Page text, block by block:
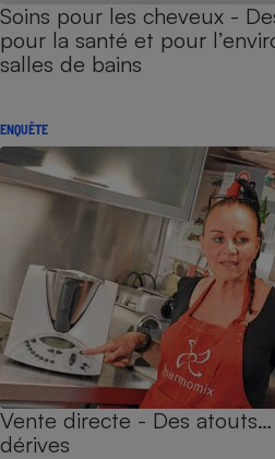
Soins pour les cheveux -
pour la santé et pour
salles de bains
ENQUÊTE
Vente directe - Des atouts…
dérives